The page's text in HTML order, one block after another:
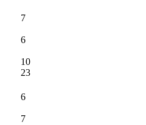
7
6
10
23
6
7